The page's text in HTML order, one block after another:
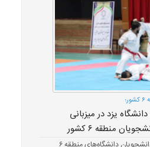
یزد در میزبانی
منطقه ۶ کشور